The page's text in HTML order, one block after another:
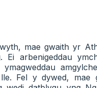
mae gwaith yr
Ei arbenigeddau
ymagweddau
Fel y dywed, mae